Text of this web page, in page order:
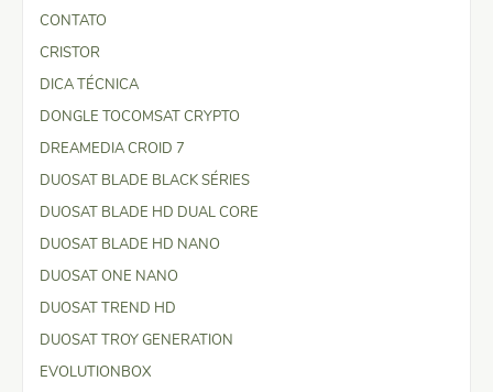
CONTATO
CRISTOR
DICA TÉCNICA
DONGLE TOCOMSAT CRYPTO
DREAMEDIA CROID 7
DUOSAT BLADE BLACK SÉRIES
DUOSAT BLADE HD DUAL CORE
DUOSAT BLADE HD NANO
DUOSAT ONE NANO
DUOSAT TREND HD
DUOSAT TROY GENERATION
EVOLUTIONBOX